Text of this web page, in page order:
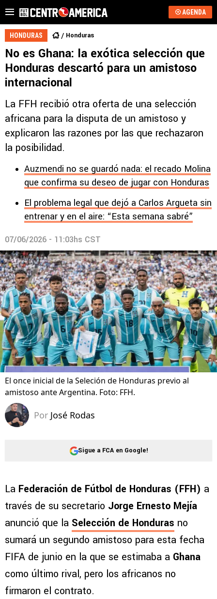
AGENDA
HONDURAS Honduras
No es Ghana: la exótica selección que
Honduras descartó para un amistoso
internacional
La FFH recibió otra oferta de una selección
africana para la disputa de un amistoso y
explicaron las razones por las que rechazaron
la posibilidad.
Auzmendi no se guardó nada: el recado Molina
que confirma su deseo de jugar con Honduras
El problema legal que dejó a Carlos Argueta sin
entrenar y en el aire: “Esta semana sabré”
07/06/2026 - 11:03hs CST
El once inicial de la Seleción de Honduras previo al
amistoso ante Argentina. Foto: FFH.
Por José Rodas
Sigue a FCA en Google!
La Federación de Fútbol de Honduras (FFH) a
través de su secretario Jorge Ernesto Mejía
anunció que la Selección de Honduras no
sumará un segundo amistoso para esta fecha
FIFA de junio en la que se estimaba a Ghana
como último rival, pero los africanos no
firmaron el contrato.